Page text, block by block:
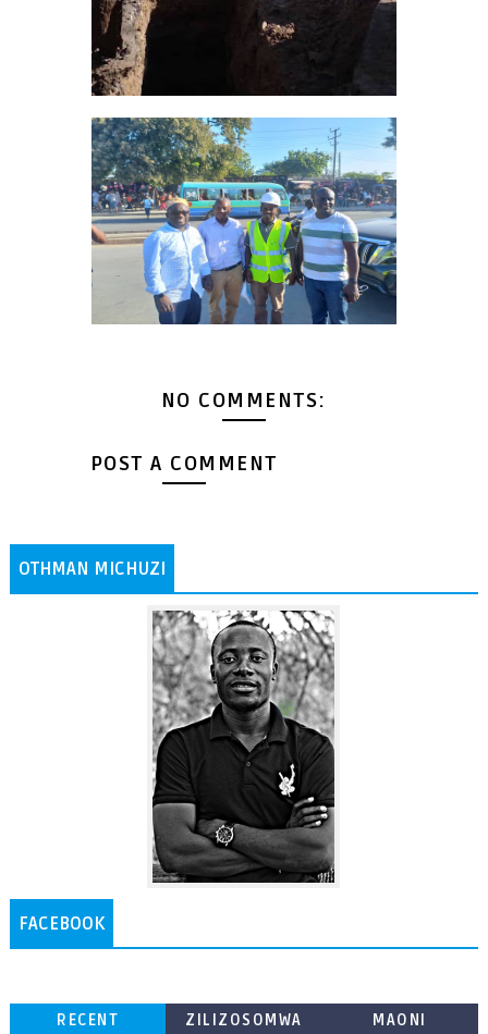
NO COMMENTS:
POST A COMMENT
OTHMAN MICHUZI
FACEBOOK
RECENT ZILIZOSOMWA MAONI